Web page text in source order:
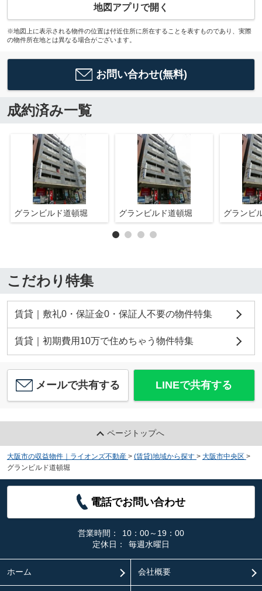
地図アプリで開く
※地図上に表示される物件の位置は付近住所に所在することを表すものであり、実際
の物件所在地とは異なる場合がございます。
お問い合わせ(無料)
成約済み一覧
グランビルド道頓堀 グランビルド道頓堀 グランビ
こだわり特集
賃貸｜敷礼0・保証金0・保証人不要の物件特集
賃貸｜初期費用10万で住めちゃう物件特集
メールで共有する LINEで共有する
ページトップへ
大阪市の収益物件｜ライオンズ不動産 > (賃貸)地域から探す > 大阪市中央区 >
グランビルド道頓堀
電話でお問い合わせ
営業時間：
10：00～19：00
定休日：
毎週水曜日
ホーム 会社概要